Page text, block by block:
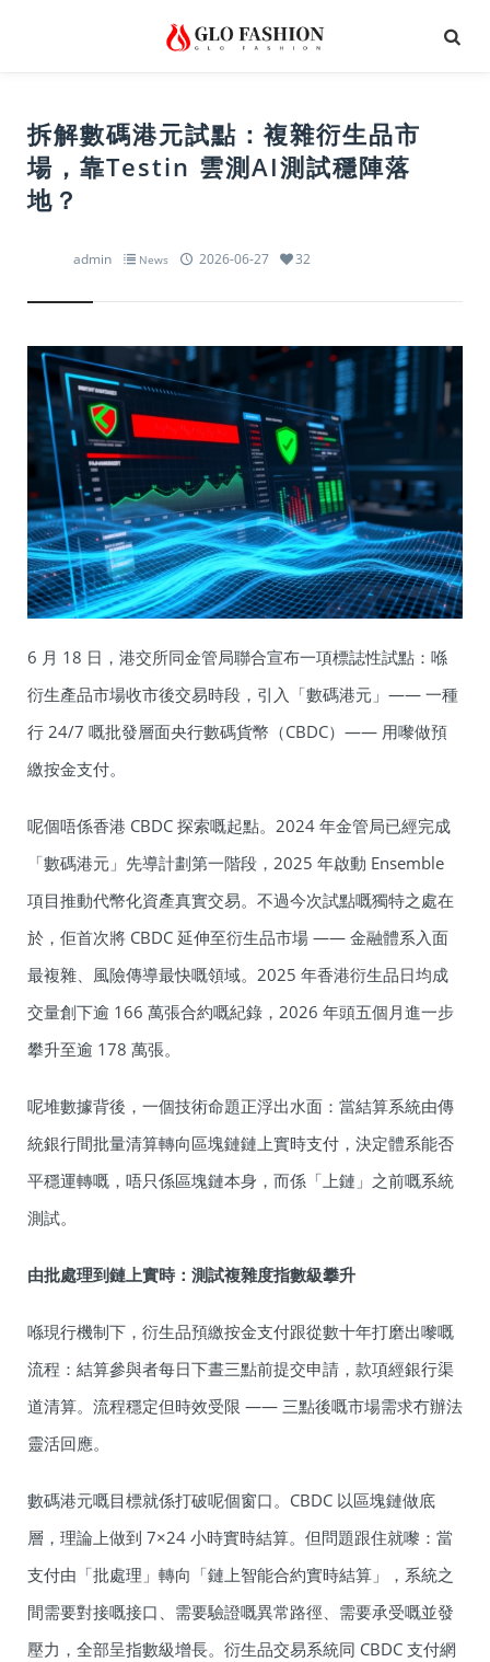
拆解數碼港元試點：複雜衍生品市
場，靠Testin 雲測AI測試穩陣落
地？
admin News 2026-06-27 32
6 月 18 日，港交所同金管局聯合宣布一項標誌性試點：喺
衍生產品市場收市後交易時段，引入「數碼港元」—— 一種
行 24/7 嘅批發層面央行數碼貨幣（CBDC）—— 用嚟做預
繳按金支付。
呢個唔係香港 CBDC 探索嘅起點。2024 年金管局已經完成
「數碼港元」先導計劃第一階段，2025 年啟動 Ensemble
項目推動代幣化資產真實交易。不過今次試點嘅獨特之處在
於，佢首次將 CBDC 延伸至衍生品市場 —— 金融體系入面
最複雜、風險傳導最快嘅領域。2025 年香港衍生品日均成
交量創下逾 166 萬張合約嘅紀錄，2026 年頭五個月進一步
攀升至逾 178 萬張。
呢堆數據背後，一個技術命題正浮出水面：當結算系統由傳
統銀行間批量清算轉向區塊鏈鏈上實時支付，決定體系能否
平穩運轉嘅，唔只係區塊鏈本身，而係「上鏈」之前嘅系統
測試。
由批處理到鏈上實時：測試複雜度指數級攀升
喺現行機制下，衍生品預繳按金支付跟從數十年打磨出嚟嘅
流程：結算參與者每日下晝三點前提交申請，款項經銀行渠
道清算。流程穩定但時效受限 —— 三點後嘅市場需求冇辦法
靈活回應。
數碼港元嘅目標就係打破呢個窗口。CBDC 以區塊鏈做底
層，理論上做到 7×24 小時實時結算。但問題跟住就嚟：當
支付由「批處理」轉向「鏈上智能合約實時結算」，系統之
間需要對接嘅接口、需要驗證嘅異常路徑、需要承受嘅並發
壓力，全部呈指數級增長。衍生品交易系統同 CBDC 支付網